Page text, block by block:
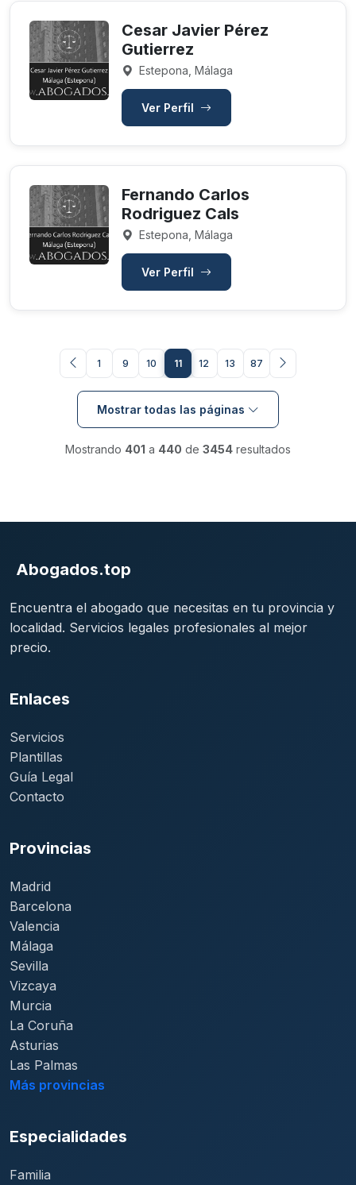
Cesar Javier Pérez
Gutierrez
Estepona, Málaga
Ver Perfil
Fernando Carlos
Rodriguez Cals
Estepona, Málaga
Ver Perfil
1 9 10 11 12 13 87
Mostrar todas las páginas
Mostrando 401 a 440 de 3454 resultados
Abogados.top
Encuentra el abogado que necesitas en tu provincia y
localidad. Servicios legales profesionales al mejor
precio.
Enlaces
Servicios
Plantillas
Guía Legal
Contacto
Provincias
Madrid
Barcelona
Valencia
Málaga
Sevilla
Vizcaya
Murcia
La Coruña
Asturias
Las Palmas
Más provincias
Especialidades
Familia